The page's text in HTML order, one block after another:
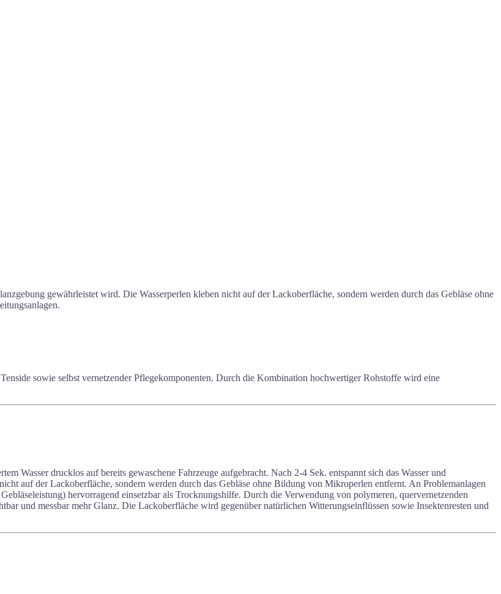
gewährleistet wird. Die Wasserperlen kleben nicht auf der Lackoberfläche, sondern werden durch das Gebläse ohne
sowie selbst vernetzender Pflegekomponenten. Durch die Kombination hochwertiger Rohstoffe wird eine
Wasser drucklos auf bereits gewaschene Fahrzeuge aufgebracht. Nach 2-4 Sek. entspannt sich das Wasser und
auf der Lackoberfläche, sondern werden durch das Gebläse ohne Bildung von Mikroperlen entfernt. An Problemanlagen
hervorragend einsetzbar als Trocknungshilfe. Durch die Verwendung von polymeren, quervernetzenden
und messbar mehr Glanz. Die Lackoberfläche wird gegenüber natürlichen Witterungseinflüssen sowie Insektenresten und